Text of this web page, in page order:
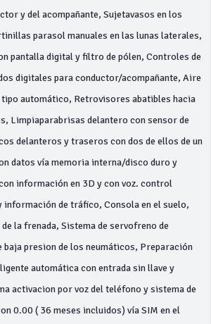
y del acompañante, Sujetavasos en los
parasol manuales en las lunas laterales,
pantalla digital y filtro de pólen, Controles de
digitales para conductor/acompañante, Aire
tipo automático, Retrovisores abatibles hacia
Limpiaparabrisas delantero con sensor de
delanteros y traseros con dos de ellos de un
datos vía memoria interna/disco duro y
información en 3D y con voz. control
de tráfico, Consola en el suelo,
la frenada, Sistema de servofreno de
baja presion de los neumáticos, Preparación
automática con entrada sin llave y
activacion por voz del teléfono y sistema de
0.00 ( 36 meses incluidos) vía SIM en el